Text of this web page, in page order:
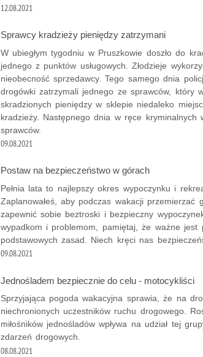
12.08.2021
Sprawcy kradzieży pieniędzy zatrzymani
W ubiegłym tygodniu w Pruszkowie doszło do
jednego z punktów usługowych. Złodzieje
nieobecność sprzedawcy. Tego samego dnia
drogówki zatrzymali jednego ze sprawców, który
skradzionych pieniędzy w sklepie niedaleko
kradzieży. Następnego dnia w ręce kryminalnych
sprawców.
09.08.2021
Postaw na bezpieczeństwo w górach
Pełnia lata to najlepszy okres wypoczynku i
Zaplanowałeś, aby podczas wakacji przemierzać
zapewnić sobie beztroski i bezpieczny
wypadkom i problemom, pamiętaj, że ważne jest
podstawowych zasad. Niech kręci nas
09.08.2021
Jednośladem bezpiecznie do celu - motocykliści
Sprzyjająca pogoda wakacyjna sprawia, że na
niechronionych uczestników ruchu drogowego.
miłośników jednośladów wpływa na udział tej
zdarzeń drogowych.
08.08.2021